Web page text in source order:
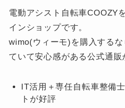
電動アシスト自転車COOZY
インショップです。
wimo(ウィーモ)を購入する
ていて安心感がある公式通販
IT活用＋専任自転車整備
トが好評